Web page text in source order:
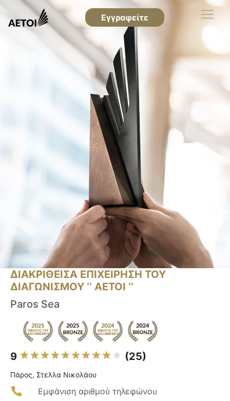
Εγγραφείτε
ΔΙΑΚΡΙΘΕΙΣΑ ΕΠΙΧΕΙΡΗΣΗ ΤΟΥ
ΔΙΑΓΩΝΙΣΜΟΥ ‘’ ΑΕΤΟΙ ‘’
Paros Sea
9 (25)
Πάρος, Στελλα Νικολάου
Εμφάνιση αριθμού τηλεφώνου